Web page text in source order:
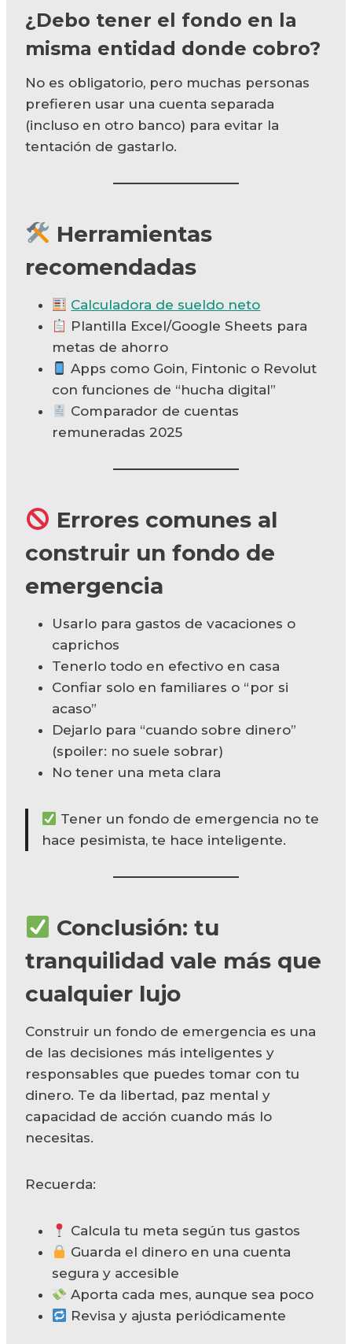
¿Debo tener el fondo en la
misma entidad donde cobro?
No es obligatorio, pero muchas personas
prefieren usar una cuenta separada
(incluso en otro banco) para evitar la
tentación de gastarlo.
Herramientas
recomendadas
Calculadora de sueldo neto
Plantilla Excel/Google Sheets para
metas de ahorro
Apps como Goin, Fintonic o Revolut
con funciones de “hucha digital”
Comparador de cuentas
remuneradas 2025
Errores comunes al
construir un fondo de
emergencia
Usarlo para gastos de vacaciones o
caprichos
Tenerlo todo en efectivo en casa
Confiar solo en familiares o “por si
acaso”
Dejarlo para “cuando sobre dinero”
(spoiler: no suele sobrar)
No tener una meta clara
Tener un fondo de emergencia no te
hace pesimista, te hace inteligente.
Conclusión: tu
tranquilidad vale más que
cualquier lujo
Construir un fondo de emergencia es una
de las decisiones más inteligentes y
responsables que puedes tomar con tu
dinero. Te da libertad, paz mental y
capacidad de acción cuando más lo
necesitas.
Recuerda:
Calcula tu meta según tus gastos
Guarda el dinero en una cuenta
segura y accesible
Aporta cada mes, aunque sea poco
Revisa y ajusta periódicamente